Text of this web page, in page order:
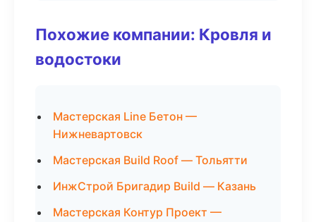
Похожие компании: Кровля и
водостоки
Мастерская Line Бетон —
Нижневартовск
Мастерская Build Roof — Тольятти
ИнжСтрой Бригадир Build — Казань
Мастерская Контур Проект —